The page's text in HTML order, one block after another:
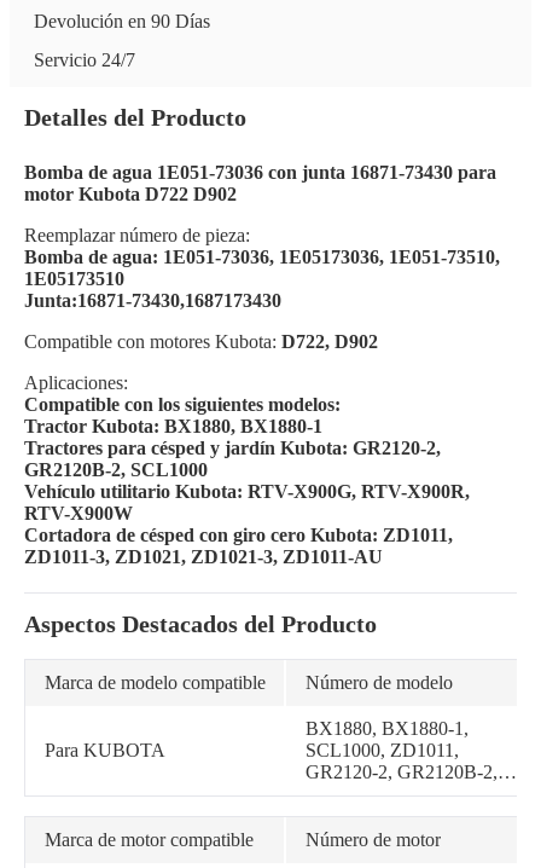
Devolución en 90 Días
Servicio 24/7
Detalles del Producto
Bomba de agua 1E051-73036 con junta 16871-73430 para
motor Kubota D722 D902
Reemplazar número de pieza:
Bomba de agua: 1E051-73036, 1E05173036, 1E051-73510,
1E05173510
Junta:16871-73430,1687173430
Compatible con motores Kubota: D722, D902
Aplicaciones:
Compatible con los siguientes modelos:
Tractor Kubota: BX1880, BX1880-1
Tractores para césped y jardín Kubota: GR2120-2,
GR2120B-2, SCL1000
Vehículo utilitario Kubota: RTV-X900G, RTV-X900R,
RTV-X900W
Cortadora de césped con giro cero Kubota: ZD1011,
ZD1011-3, ZD1021, ZD1021-3, ZD1011-AU
Aspectos Destacados del Producto
Marca de modelo compatible Número de modelo
Para KUBOTA
BX1880, BX1880-1,
SCL1000, ZD1011,
GR2120-2, GR2120B-2,
RTV-X900G, RTV-X900R,
RTV-X900W, ZD1011-3,
ZD1021, ZD1021-3,
Marca de motor compatible Número de motor